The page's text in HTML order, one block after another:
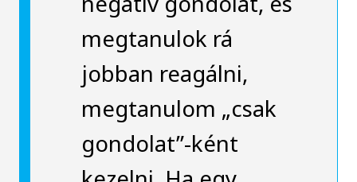
megtanulok rá
jobban reagálni,
megtanulom „csak
gondolat”-ként